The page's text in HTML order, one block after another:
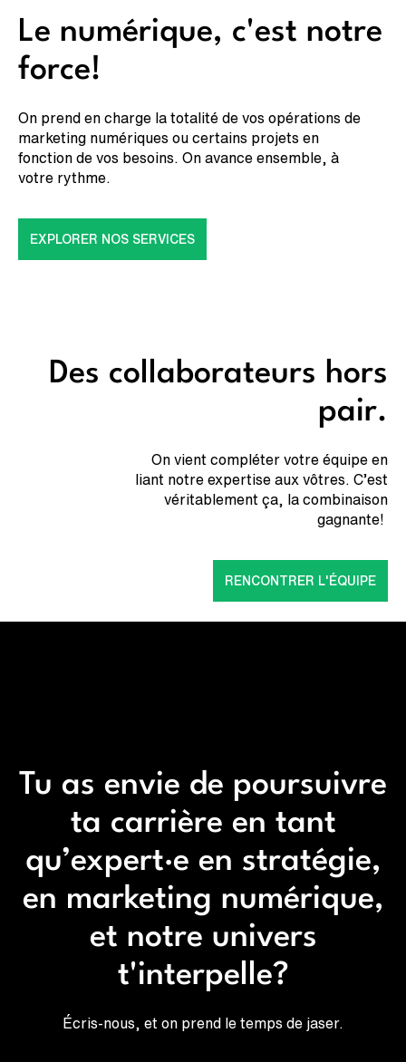
Le numérique, c'est notre
force!
On prend en charge la totalité de vos opérations de
marketing numériques ou certains projets en
fonction de vos besoins. On avance ensemble, à
votre rythme.
EXPLORER NOS SERVICES
Des collaborateurs hors
pair.
On vient compléter votre équipe en
liant notre expertise aux vôtres. C’est
véritablement ça, la combinaison
gagnante!
RENCONTRER L'ÉQUIPE
Tu as envie de poursuivre
ta carrière en tant
qu’expert·e en stratégie,
en marketing numérique,
et notre univers
t'interpelle?
Écris-nous, et on prend le temps de jaser.